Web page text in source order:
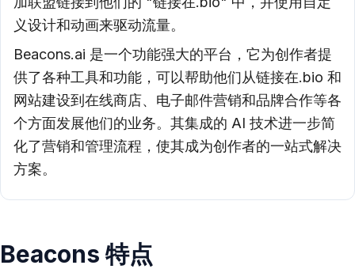
义设计和动画来驱动流量。
Beacons.ai 是一个功能强大的平台，它为创作者提
供了各种工具和功能，可以帮助他们从链接在.bio 和
网站建设到在线商店、电子邮件营销和品牌合作等各
个方面发展他们的业务。其集成的 AI 技术进一步简
化了营销和管理流程，使其成为创作者的一站式解决
方案。
Beacons 特点